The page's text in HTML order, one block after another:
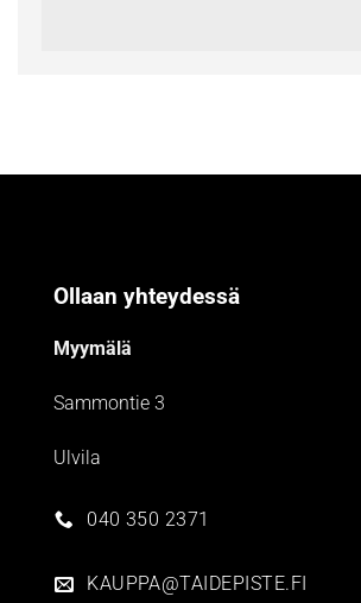
Ollaan yhteydessä
Myymälä
Sammontie 3
Ulvila
040 350 2371
KAUPPA@TAIDEPISTE.FI